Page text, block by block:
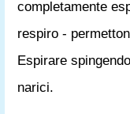
completamente
respiro -
Espirare
narici.